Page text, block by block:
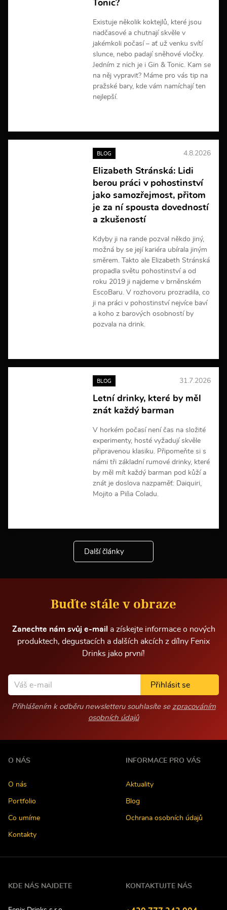
Tonic?
Existuje několik koktejlů, které jsou
nadčasové a chutnají skvěle v
jakémkoli počasí – ať už venku svítí
slunce, nebo padají sněhové vločky.
Jedním z nich je i Gin & Tonic. Kam se
na něj vypravit? Máme pro vás tip na
pražské bary, kde vám namíchají ten
nejlepší.
e
i
f
o
r
a
c
BLOG 4.8.2026
Elizabeth Stránská: Lidi
berou práci v pohostinství
jako samozřejmost, přitom
je za ní spousta dovedností
a zkušeností
Kdyby ji na rande pozval někdo jiný,
možná by se její kariéra ubírala jiným
směrem. Takto ale Elizabeth Stránská
propadla světu pohostinství a od
roku 2019 ji najdeme v brněnském
EscoBaru. V rozhovoru prozradila, co
ji na práci v pohostinství nejvíce baví
a koho z barových osobností by
pozvala na drink.
e
i
f
o
m
a
c
í
BLOG 31.7.2026
Letní drinky, které by měl
znát každý barman
V horkém počasí není čas na složité
experimenty, hosté vyžadují skvěle
připravenou klasiku. Připomeňte si s
námi tři základní rumové drinky, které
by měl mít každý barman pod kůží a
znát je doslova nazpaměť: Daiquiri,
Mojito a Piña Coladu.
e
i
n
o
m
a
Další články
Buďte stále v obraze
Zanechte nám svůj e-mail
a získejte informace o nových
produktech, degustacích a dalších akcích z dílny Fenix
Drinks jako první!
Přihlásit se
Přihlášením k odběru newsletteru souhlasíte se zpracováním
osobních údajů
O NÁS
O nás
Portfolio
Co umíme
Kontakty
INFORMACE PRO VÁS
Aktuality
Blog
Ochrana osobních údajů
KDE NÁS NAJDETE KONTAKTUJTE NÁS